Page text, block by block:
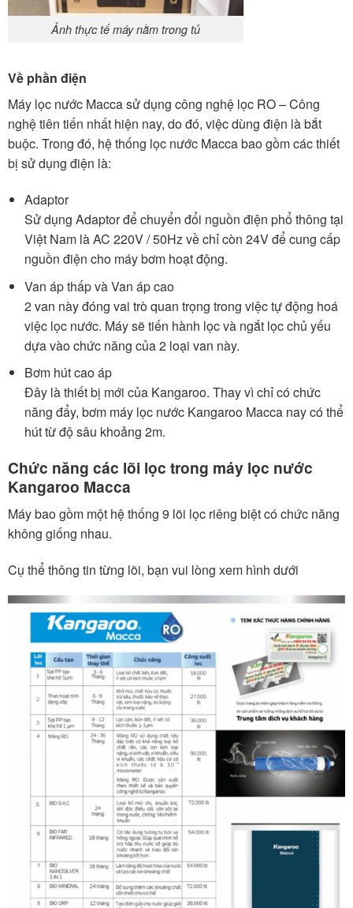
Ảnh thực tế máy nằm trong tủ
Về phần điện
Máy lọc nước Macca sử dụng công nghệ lọc RO – Công
nghệ tiên tiến nhất hiện nay, do đó, việc dùng điện là bắt
buộc. Trong đó, hệ thống lọc nước Macca bao gồm các thiết
bị sử dụng điện là:
Adaptor
Sử dụng Adaptor để chuyển đổi nguồn điện phổ thông tại
Việt Nam là AC 220V / 50Hz về chỉ còn 24V để cung cấp
nguồn điện cho máy bơm hoạt động.
Van áp thấp và Van áp cao
2 van này đóng vai trò quan trọng trong việc tự động hoá
việc lọc nước. Máy sẽ tiến hành lọc và ngắt lọc chủ yếu
dựa vào chức năng của 2 loại van này.
Bơm hút cao áp
Đây là thiết bị mới của Kangaroo. Thay vì chỉ có chức
năng đẩy, bơm máy lọc nước Kangaroo Macca nay có thể
hút từ độ sâu khoảng 2m.
Chức năng các lõi lọc trong máy lọc nước
Kangaroo Macca
Máy bao gồm một hệ thống 9 lõi lọc riêng biệt có chức năng
không giống nhau.
Cụ thể thông tin từng lõi, bạn vui lòng xem hình dưới